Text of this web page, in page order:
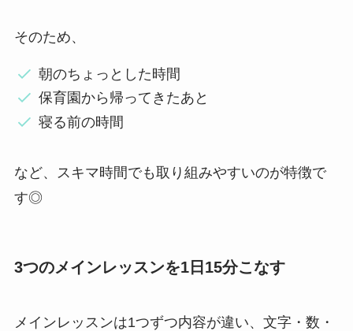
そのため、
朝のちょっとした時間
保育園から帰ってきたあと
寝る前の時間
など、スキマ時間でも取り組みやすいのが特徴で
す◎
3つのメインレッスンを1日15分こなす
メインレッスンは1つずつ内容が違い、文字・数・